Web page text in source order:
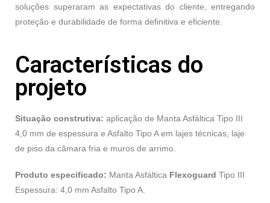
soluções superaram as expectativas do cliente, entregando
proteção e durabilidade de forma definitiva e eficiente.
Características do
projeto
Situação construtiva: aplicação de Manta Asfáltica Tipo III
4,0 mm de espessura e Asfalto Tipo A em lajes técnicas, laje
de piso da câmara fria e muros de arrimo.
Produto especificado: Manta Asfáltica Flexoguard Tipo III
Espessura: 4,0 mm Asfalto Tipo A.